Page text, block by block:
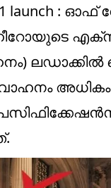
launch
എക്‌സ്
അധികം